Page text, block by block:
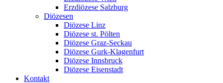
Erzdiözese Salzburg
Diözesen
Diözese Linz
Diözese st. Pölten
Diözese Graz-Seckau
Diözese Gurk-Klagenfurt
Diözese Innsbruck
Diözese Eisenstadt
Kontakt